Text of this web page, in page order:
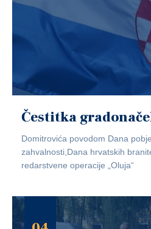
Čestitka
Domitrovića povodom Dana
zahvalnosti,Dana hrvatskih
redarstvene operacije „Oluja“